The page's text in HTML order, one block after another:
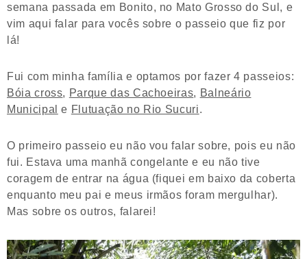
semana passada em Bonito, no Mato Grosso do Sul, e
vim aqui falar para vocês sobre o passeio que fiz por
lá!
Fui com minha família e optamos por fazer 4 passeios:
Bóia cross, Parque das Cachoeiras, Balneário
Municipal e Flutuação no Rio Sucuri.
O primeiro passeio eu não vou falar sobre, pois eu não
fui. Estava uma manhã congelante e eu não tive
coragem de entrar na água (fiquei em baixo da coberta
enquanto meu pai e meus irmãos foram mergulhar).
Mas sobre os outros, falarei!